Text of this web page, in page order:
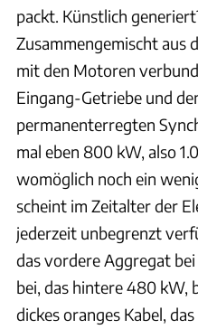
packt. Künstlich
Zusammengemischt aus
mit den Motoren
Eingang-Getriebe und
permanenterregten
mal eben 800 kW, also
womöglich noch ein
scheint im Zeitalter der
jederzeit unbegrenzt
das vordere Aggregat
bei, das hintere 480 kW,
dickes oranges Kabel,